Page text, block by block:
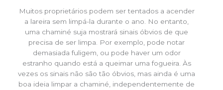
Muitos proprietários podem ser tentados a acender
a lareira sem limpá-la durante o ano. No entanto,
uma chaminé suja mostrará sinais óbvios de que
precisa de ser limpa. Por exemplo, pode notar
demasiada fuligem, ou pode haver um odor
estranho quando está a queimar uma fogueira. Às
vezes os sinais não são tão óbvios, mas ainda é uma
boa ideia limpar a chaminé, independentemente de